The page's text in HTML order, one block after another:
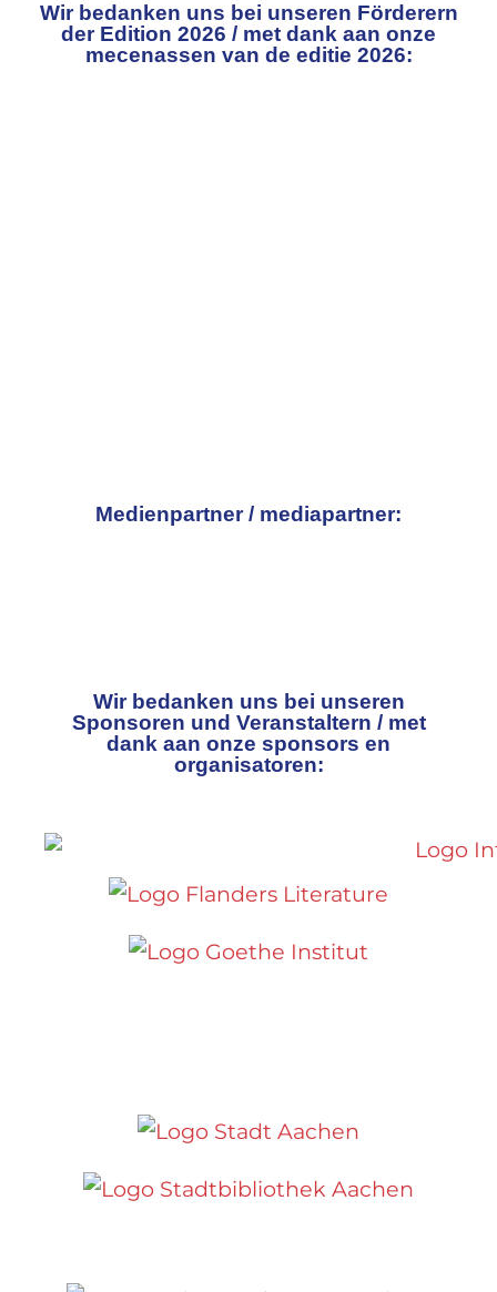
Wir bedanken uns bei unseren Förderern
der Edition 2026 / met dank aan onze
mecenassen van de editie 2026:
Medienpartner / mediapartner:
Wir bedanken uns bei unseren
Sponsoren und Veranstaltern / met
dank aan onze sponsors en
organisatoren: